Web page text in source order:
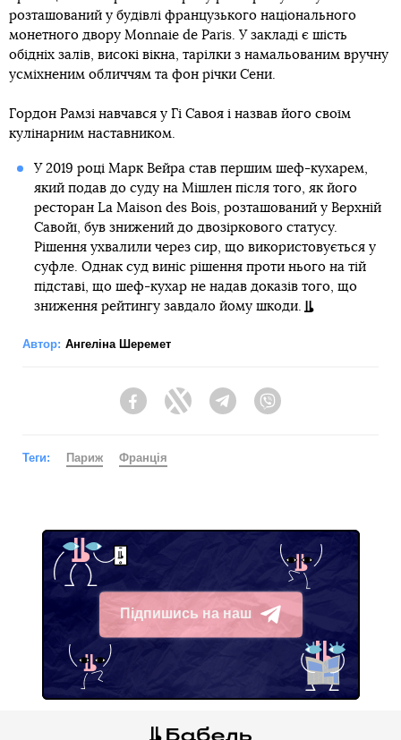
розташований у будівлі французького національного
монетного двору Monnaie de Paris. У закладі є шість
обідніх залів, високі вікна, тарілки з намальованим вручну
усміхненим обличчям та фон річки Сени.
Гордон Рамзі навчався у Гі Савоя і назвав його своїм
кулінарним наставником.
У 2019 році Марк Вейра став першим шеф-кухарем,
який подав до суду на Мішлен після того, як його
ресторан La Maison des Bois, розташований у Верхній
Савойї, був знижений до двозіркового статусу.
Рішення ухвалили через сир, що використовується у
суфле. Однак суд виніс рішення проти нього на тій
підставі, що шеф-кухар не надав доказів того, що
зниження рейтингу завдало йому шкоди.
Автор: Ангеліна Шеремет
FacebookTwitter Telegram
Теги: Париж Франція
Підпишись на наш
Telegram